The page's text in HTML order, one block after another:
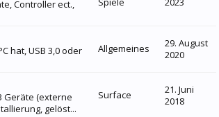
Controller ect.,
hat, USB 3,0 oder
Allgemeines
29. August
2020
Geräte (externe
gelöst...
Surface
21. Juni
2018